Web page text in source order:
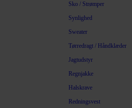
Sko / Strømper
Synlighed
Sweater
Tørredragt / Håndklæder
Jagtudstyr
Regnjakke
Halskrave
Redningsvest